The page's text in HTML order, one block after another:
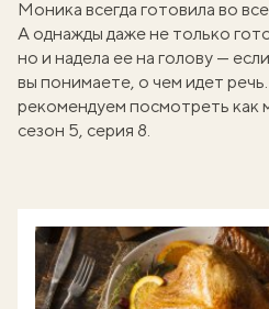
Моника всегда готовила во
А однажды даже не только
но и надела ее на голову —
вы понимаете, о чем идет
рекомендуем посмотреть как
сезон 5, серия 8.